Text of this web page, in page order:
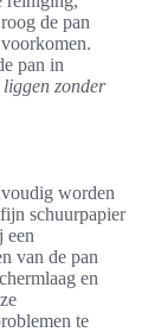
de pan
pan in
zonder
worden
schuurpapier
een
van de pan
en
te